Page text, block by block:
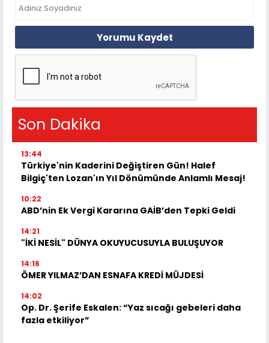
Yorumu Kaydet
Son Dakika
13:44
Türkiye'nin Kaderini Değiştiren Gün! Halef
Bilgiç'ten Lozan'ın Yıl Dönümünde Anlamlı Mesaj!
10:22
ABD’nin Ek Vergi Kararına GAİB’den Tepki Geldi
14:21
"İKİ NESİL" DÜNYA OKUYUCUSUYLA BULUŞUYOR
14:16
ÖMER YILMAZ’DAN ESNAFA KREDİ MÜJDESİ
14:02
Op. Dr. Şerife Eskalen: “Yaz sıcağı gebeleri daha
fazla etkiliyor”